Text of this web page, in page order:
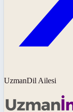
UzmanDil Ailesi